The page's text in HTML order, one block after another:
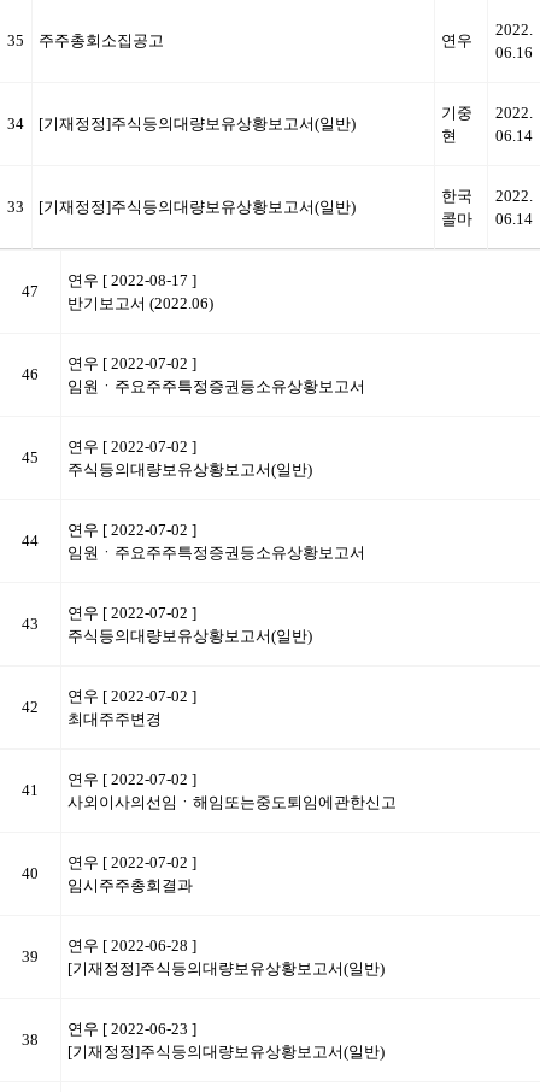
35 주주총회소집공고 연우
2022.
06.16
34 [기재정정]주식등의대량보유상황보고서(일반)
기중
현
2022.
06.14
33 [기재정정]주식등의대량보유상황보고서(일반)
한국
콜마
2022.
06.14
47
연우 [ 2022-08-17 ]
반기보고서 (2022.06)
46
연우 [ 2022-07-02 ]
임원ㆍ주요주주특정증권등소유상황보고서
45
연우 [ 2022-07-02 ]
주식등의대량보유상황보고서(일반)
44
연우 [ 2022-07-02 ]
임원ㆍ주요주주특정증권등소유상황보고서
43
연우 [ 2022-07-02 ]
주식등의대량보유상황보고서(일반)
42
연우 [ 2022-07-02 ]
최대주주변경
41
연우 [ 2022-07-02 ]
사외이사의선임ㆍ해임또는중도퇴임에관한신고
40
연우 [ 2022-07-02 ]
임시주주총회결과
39
연우 [ 2022-06-28 ]
[기재정정]주식등의대량보유상황보고서(일반)
38
연우 [ 2022-06-23 ]
[기재정정]주식등의대량보유상황보고서(일반)